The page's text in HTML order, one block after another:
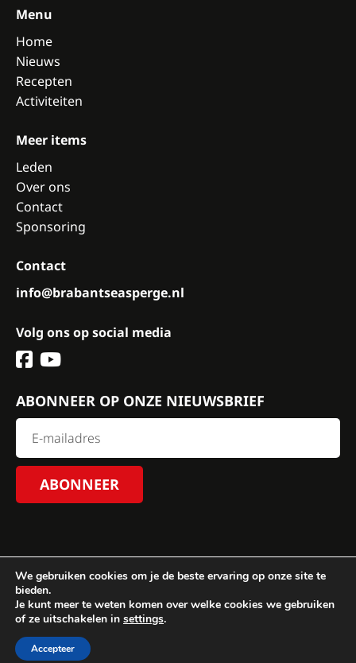
We gebruiken cookies om je de beste ervaring op onze site te
bieden.
Je kunt meer te weten komen over welke cookies we gebruiken
of ze uitschakelen in settings.
Accepteer
Menu
Home
Nieuws
Recepten
Activiteiten
Meer items
Leden
Over ons
Contact
Sponsoring
Contact
info@brabantseasperge.nl
Volg ons op social media
ABONNEER OP ONZE NIEUWSBRIEF
© 2024 Brabantse Asperge Genootschap.
Algemene
byMaerschalk